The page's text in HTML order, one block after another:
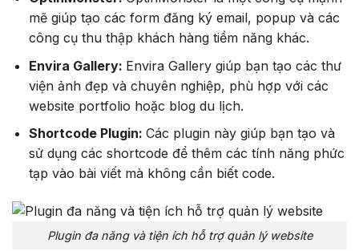
mẽ giúp tạo các form đăng ký email, popup và các
công cụ thu thập khách hàng tiềm năng khác.
Envira Gallery: Envira Gallery giúp bạn tạo các thư
viện ảnh đẹp và chuyên nghiệp, phù hợp với các
website portfolio hoặc blog du lịch.
Shortcode Plugin: Các plugin này giúp bạn tạo và
sử dụng các shortcode để thêm các tính năng phức
tạp vào bài viết mà không cần biết code.
Plugin đa năng và tiện ích hỗ trợ quản lý website